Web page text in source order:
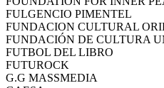
FULGENCIO PIMENTEL
FUNDACION CULTURAL
FUNDACIÓN DE CULTURA
FUTBOL DEL LIBRO
FUTUROCK
G.G MASSMEDIA